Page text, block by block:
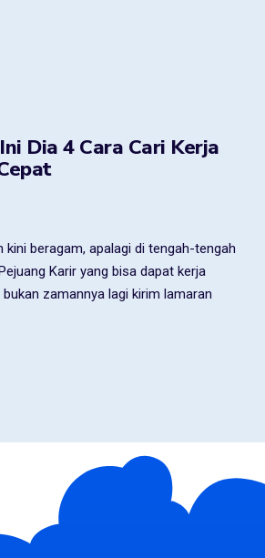
Dia 4 Cara Cari Kerja
kini beragam, apalagi di tengah-tengah
Karir yang bisa dapat kerja
zamannya lagi kirim lamaran